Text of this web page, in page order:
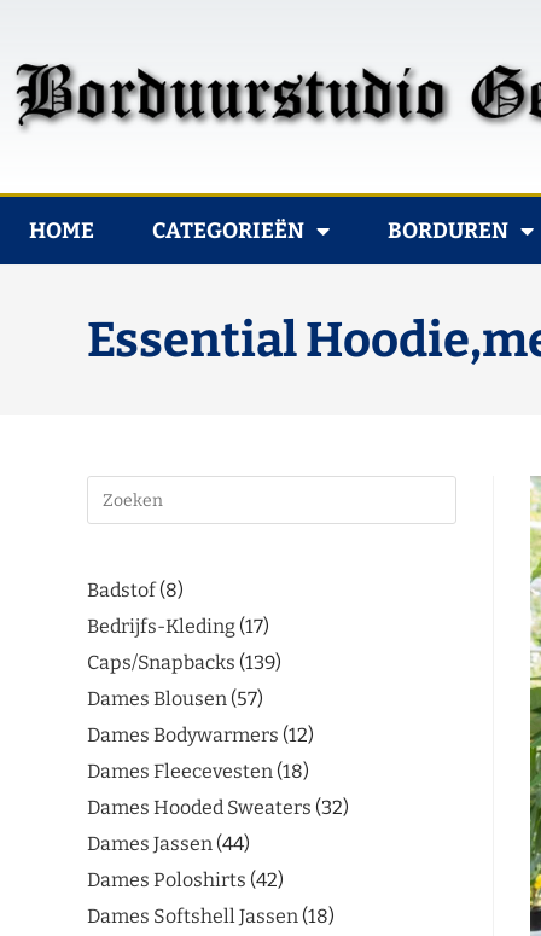
HOME CATEGORIEËN BORDUREN
Essential
Badstof 8
Bedrijfs-Kleding 17
Caps/Snapbacks 139
Dames Blousen 57
Dames Bodywarmers 12
Dames Fleecevesten 18
Dames Hooded Sweaters 32
Dames Jassen 44
Dames Poloshirts 42
Dames Softshell Jassen 18